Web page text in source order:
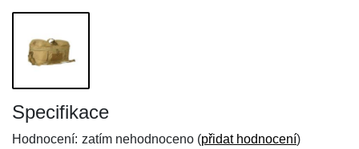
Specifikace
Hodnocení: zatím nehodnoceno (přidat hodnocení)